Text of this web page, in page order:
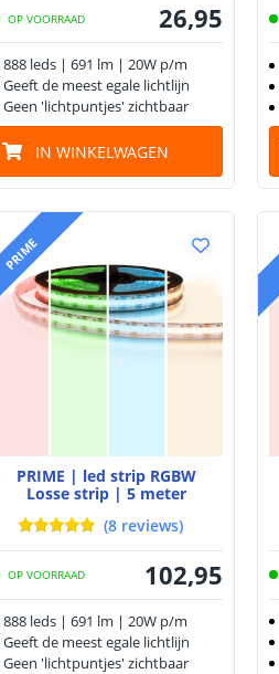
OP VOORRAAD 26,95
888 leds | 691 lm | 20W p/m
Geeft de meest egale lichtlijn
Geen 'lichtpuntjes' zichtbaar
IN WINKELWAGEN
PRIME
PRIME | led strip RGBW
Losse strip | 5 meter
(8 reviews)
OP VOORRAAD 102,95
888 leds | 691 lm | 20W p/m
Geeft de meest egale lichtlijn
Geen 'lichtpuntjes' zichtbaar